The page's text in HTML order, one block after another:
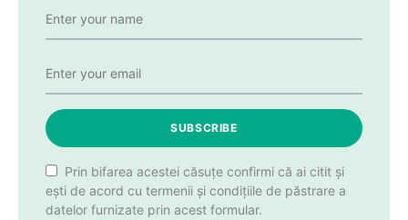
SUBSCRIBE
Prin bifarea acestei căsuțe confirmi că ai citit și
ești de acord cu termenii și condițiile de păstrare a
datelor furnizate prin acest formular.